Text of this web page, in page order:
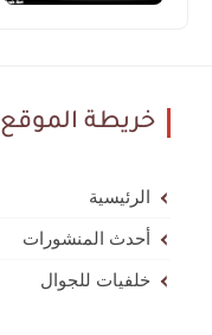
خريطة الموقع
الرئيسية
أحدث المنشورات
خلفيات للجوال